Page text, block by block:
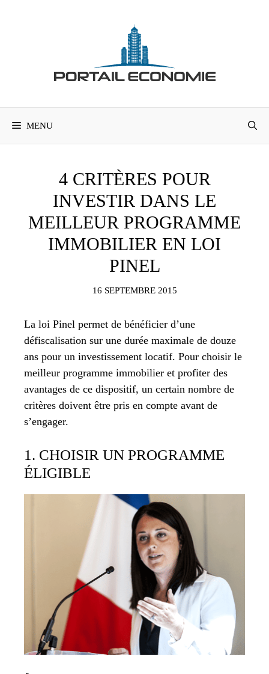
MENU
4 CRITÈRES POUR
INVESTIR DANS LE
MEILLEUR PROGRAMME
IMMOBILIER EN LOI
PINEL
16 SEPTEMBRE 2015
La loi Pinel permet de bénéficier d’une
défiscalisation sur une durée maximale de douze
ans pour un investissement locatif. Pour choisir le
meilleur programme immobilier et profiter des
avantages de ce dispositif, un certain nombre de
critères doivent être pris en compte avant de
s’engager.
1. CHOISIR UN PROGRAMME
ÉLIGIBLE